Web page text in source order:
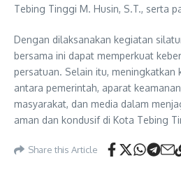
Tebing Tinggi M. Husin, S.T., serta
Dengan dilaksanakan kegiatan
bersama ini dapat memperkuat
persatuan. Selain itu, meningkatkan
antara pemerintah, aparat
masyarakat, dan media dalam
aman dan kondusif di Kota Tebing
Share this Article